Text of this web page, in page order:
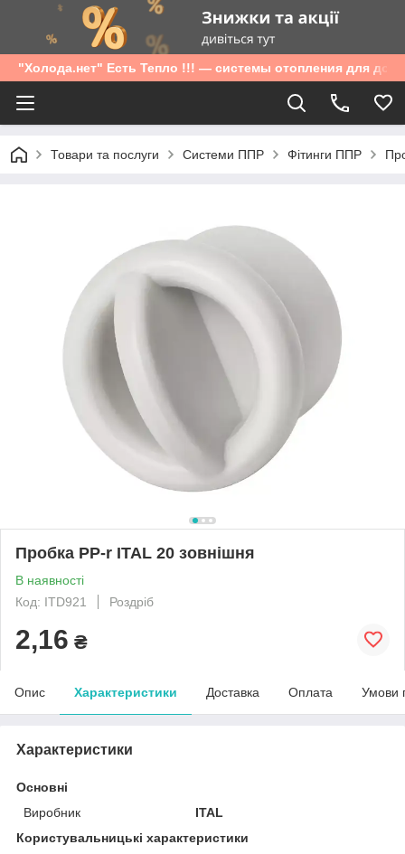
"Холода.нет" Есть Тепло !!! — системы отопления для дома
Товари та послуги Системи ППР Фітинги ППР
Пробка PP-r ITAL 20 зовнішня
В наявності
Код: ITD921
Роздріб
2,16 ₴
Опис Характеристики Доставка Оплата Умови
Характеристики
Основні
Виробник
ITAL
Користувальницькі характеристики